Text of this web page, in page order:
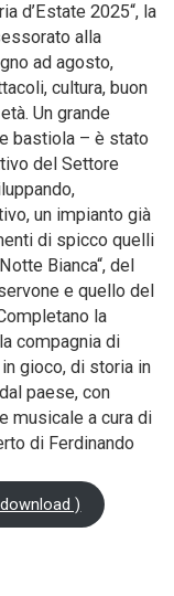
d’Estate 2025“, la
alla
ad agosto,
cultura, buon
Un grande
bastiola – è stato
del Settore
un impianto già
di spicco quelli
Bianca“, del
e quello del
la
compagnia di
gioco, di storia in
paese, con
musicale a cura di
di Ferdinando
download )